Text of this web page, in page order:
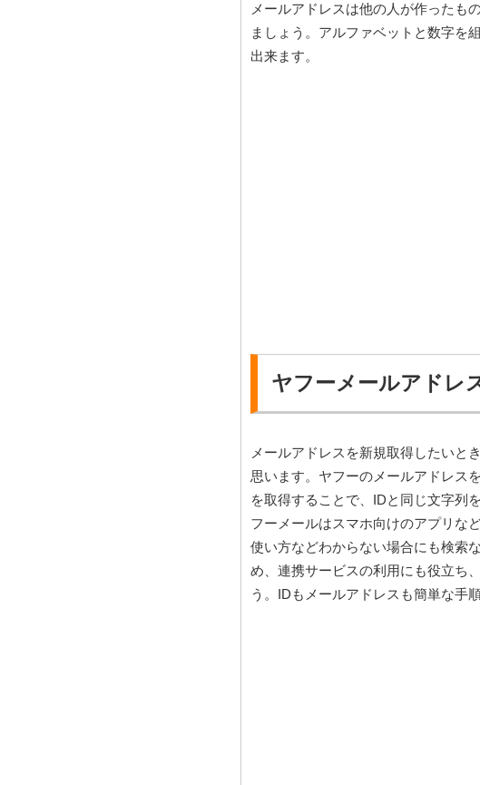
メールアドレスは他の人が作ったも
ましょう。アルファベットと数字を
出来ます。
ヤフーメールアドレ
メールアドレスを新規取得したいと
思います。ヤフーのメールアドレス
を取得することで、IDと同じ文字列
フーメールはスマホ向けのアプリな
使い方などわからない場合にも検索
め、連携サービスの利用にも役立ち
う。IDもメールアドレスも簡単な手